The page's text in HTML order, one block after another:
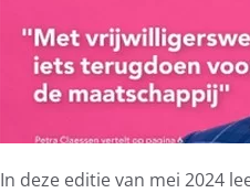
In deze editie van mei 2024